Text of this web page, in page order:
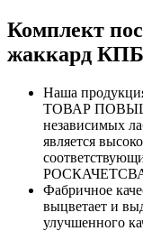
Комплект
жаккард
Наша
ТОВАР
независимых
является
Фабричное
выцветает и
улучшенного